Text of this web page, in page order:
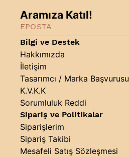
Bilgi ve Destek
Hakkımızda
İletişim
Tasarımcı / Marka Başvurusu
K.V.K.K
Sorumluluk Reddi
Sipariş ve Politikalar
Siparişlerim
Sipariş Takibi
Mesafeli Satış Sözleşmesi
Aramıza Katıl!